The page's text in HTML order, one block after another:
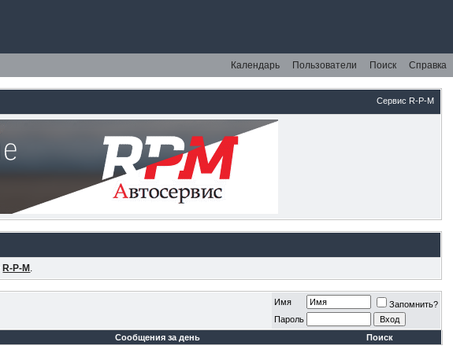
Календарь Пользователи Поиск Справка
Сервис R-P-M
R-P-M .
Имя
Запомнить?
Пароль
Сообщения за день Поиск